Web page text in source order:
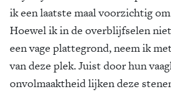
ik een laatste maal voorzichtig
Hoewel ik in de overblijfselen
een vage plattegrond, neem ik
van deze plek. Juist door hun
onvolmaaktheid lijken deze